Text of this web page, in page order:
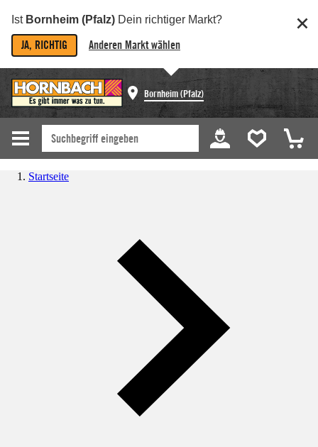
Ist Bornheim (Pfalz) Dein richtiger Markt?
JA, RICHTIG Anderen Markt wählen
Bornheim (Pfalz)
Startseite